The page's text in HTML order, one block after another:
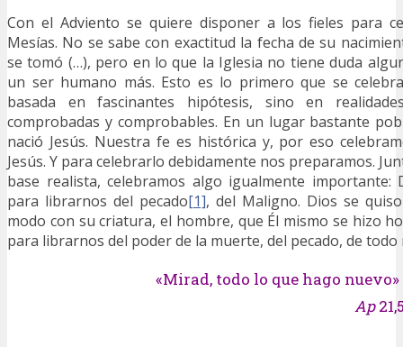
Con el Adviento se quiere disponer a los fieles para
Mesías. No se sabe con exactitud la fecha de su
se tomó (…), pero en lo que la Iglesia no tiene duda
un ser humano más. Esto es lo primero que se
basada en fascinantes hipótesis, sino en
comprobadas y comprobables. En un lugar bastante
nació Jesús. Nuestra fe es histórica y, por eso
Jesús. Y para celebrarlo debidamente nos preparamos.
base realista, celebramos algo igualmente importante:
para librarnos del pecado[1], del Maligno. Dios se
modo con su criatura, el hombre, que Él mismo se hizo
para librarnos del poder de la muerte, del pecado, de todo
«Mirad, todo lo que hago nuevo»
Ap